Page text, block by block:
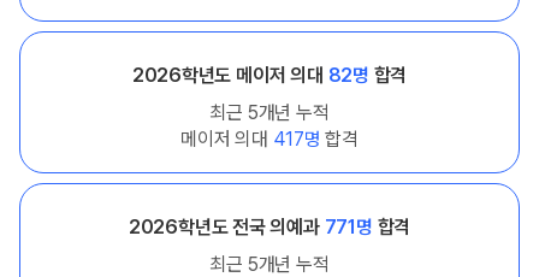
2026학년도 메이저 의대 82명 합격
최근 5개년 누적
메이저 의대 417명 합격
2026학년도 전국 의예과 771명 합격
최근 5개년 누적